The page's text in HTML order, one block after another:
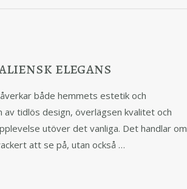
elegans
både hemmets estetik och
tidlös design, överlägsen kvalitet och
utöver det vanliga. Det handlar om
att se på, utan också …